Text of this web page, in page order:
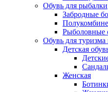
Обувь для рыбалки
Забродные
Рыболовные
Обувь для
Детская
Женская